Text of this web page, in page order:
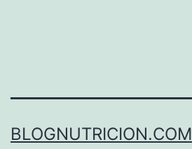
BLOGNUTRICION.COM